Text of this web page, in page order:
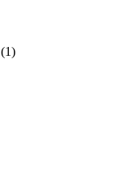
(1)